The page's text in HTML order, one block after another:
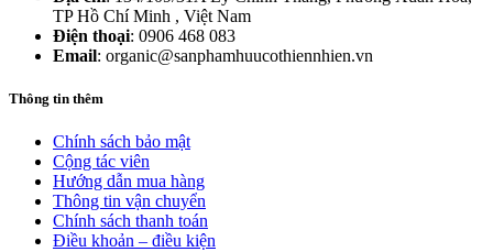
TP Hồ Chí Minh , Việt Nam
Điện thoại: 0906 468 083
Email: organic@sanphamhuucothiennhien.vn
Thông tin thêm
Chính sách bảo mật
Cộng tác viên
Hướng dẫn mua hàng
Thông tin vận chuyển
Chính sách thanh toán
Điều khoản – điều kiện